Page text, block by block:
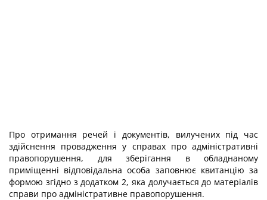
Про отримання речей і документів, вилучених під час
здійснення провадження у справах про адміністративні
правопорушення, для зберігання в обладнаному
приміщенні відповідальна особа заповнює квитанцію за
формою згідно з додатком 2, яка долучається до матеріалів
справи про адміністративне правопорушення.